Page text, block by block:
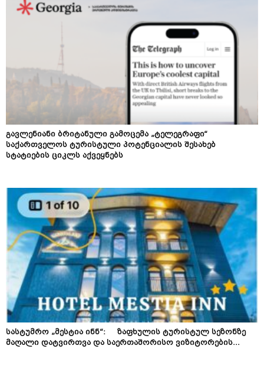
გავლენიანი ბრიტანული გამოცემა „ტელეგრაფი“
საქართველოს ტურისტული პოტენციალის შესახებ
სტატიების ციკლს აქვეყნებს
სასტუმრო „მესტია ინნ“: ზაფხულის ტურისტულ სეზონზე
მაღალი დატვირთვა და საერთაშორისო ვიზიტორების...